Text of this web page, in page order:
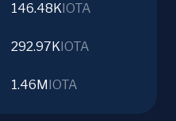
146.48K IOTA
292.97K IOTA
1.46M IOTA